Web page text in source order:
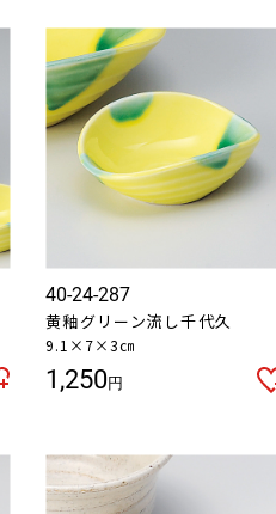
40-24-287
黄釉グリーン流し千代久
9.1×7×3㎝
1,250円